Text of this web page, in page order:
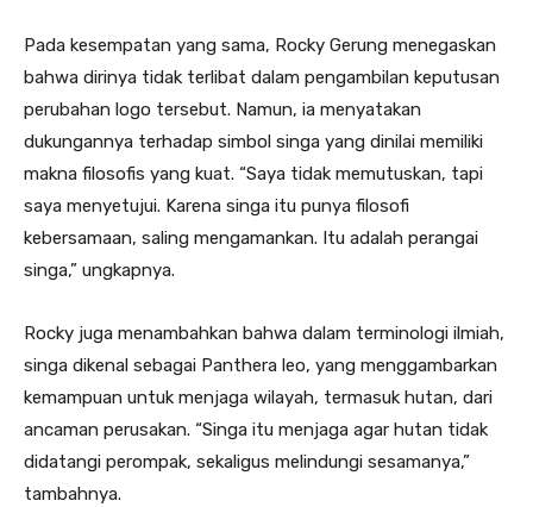
Pada kesempatan yang sama, Rocky Gerung menegaskan
bahwa dirinya tidak terlibat dalam pengambilan keputusan
perubahan logo tersebut. Namun, ia menyatakan
dukungannya terhadap simbol singa yang dinilai memiliki
makna filosofis yang kuat. “Saya tidak memutuskan, tapi
saya menyetujui. Karena singa itu punya filosofi
kebersamaan, saling mengamankan. Itu adalah perangai
singa,” ungkapnya.
Rocky juga menambahkan bahwa dalam terminologi ilmiah,
singa dikenal sebagai Panthera leo, yang menggambarkan
kemampuan untuk menjaga wilayah, termasuk hutan, dari
ancaman perusakan. “Singa itu menjaga agar hutan tidak
didatangi perompak, sekaligus melindungi sesamanya,”
tambahnya.